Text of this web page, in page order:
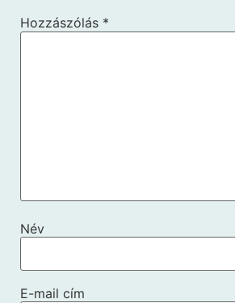
Hozzászólás *
Név
E-mail cím